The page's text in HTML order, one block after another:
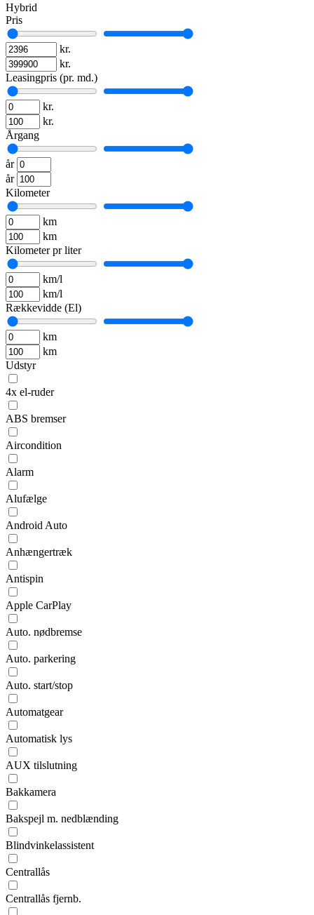
Hybrid
Pris
kr.
kr.
Leasingpris (pr. md.)
kr.
kr.
Årgang
år
år
Kilometer
km
km
Kilometer pr liter
km/l
km/l
Rækkevidde (El)
km
km
Udstyr
4x el-ruder
ABS bremser
Aircondition
Alarm
Alufælge
Android Auto
Anhængertræk
Antispin
Apple CarPlay
Auto. nødbremse
Auto. parkering
Auto. start/stop
Automatgear
Automatisk lys
AUX tilslutning
Bakkamera
Bakspejl m. nedblænding
Blindvinkelassistent
Centrallås
Centrallås fjernb.